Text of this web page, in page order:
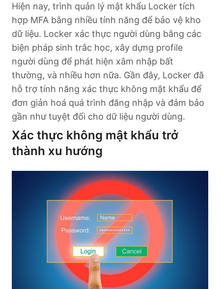
Hiện nay, trình quản lý mật khẩu Locker tích
hợp MFA bằng nhiều tính năng để bảo vệ kho
dữ liệu. Locker xác thực người dùng bằng các
biện pháp sinh trắc học, xây dựng profile
người dùng để phát hiện xâm nhập bất
thường, và nhiều hơn nữa. Gần đây, Locker đã
hỗ trợ tính năng xác thực không mật khẩu để
đơn giản hoá quá trình đăng nhập và đảm bảo
gần như tuyệt đối cho dữ liệu người dùng.
Xác thực không mật khẩu trở
thành xu hướng